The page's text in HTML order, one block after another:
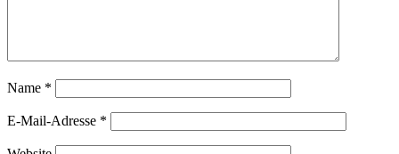
Name *
E-Mail-Adresse *